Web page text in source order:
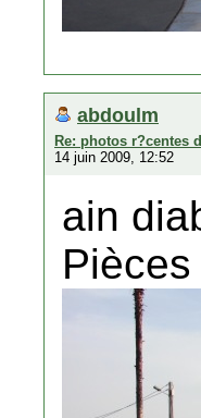
abdoulm
Re: photos r?centes
14 juin 2009, 12:52
ain